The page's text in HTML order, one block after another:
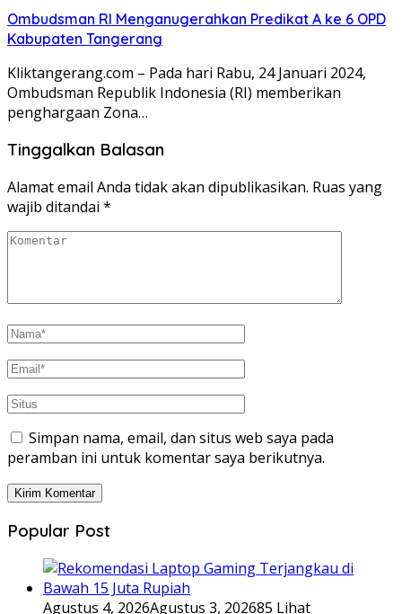
Ombudsman RI Menganugerahkan Predikat A ke 6 OPD
Kabupaten Tangerang
Kliktangerang.com – Pada hari Rabu, 24 Januari 2024,
Ombudsman Republik Indonesia (RI) memberikan
penghargaan Zona…
Tinggalkan Balasan
Alamat email Anda tidak akan dipublikasikan. Ruas yang
wajib ditandai *
Simpan nama, email, dan situs web saya pada
peramban ini untuk komentar saya berikutnya.
Popular Post
Agustus 4, 2026Agustus 3, 202685 Lihat